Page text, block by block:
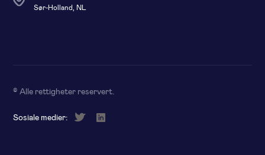
Sør-Holland, NL
© Alle rettigheter reservert
Sosiale medier: